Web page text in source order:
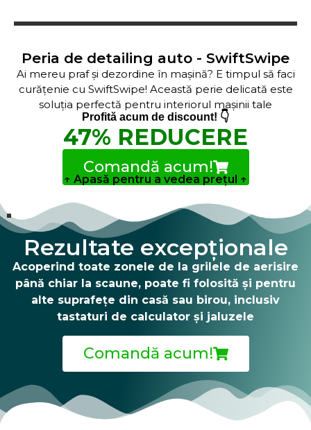
Peria de detailing auto - SwiftSwipe
Ai mereu praf și dezordine în mașină? E timpul să faci
curățenie cu SwiftSwipe! Această perie delicată este
soluția perfectă pentru interiorul mașinii tale
Profită acum de discount! 👇
47% REDUCERE
Comandă acum!
↑ Apasă pentru a vedea prețul ↑
Rezultate excepționale
Acoperind toate zonele de la grilele de aerisire
până chiar la scaune, poate fi folosită și pentru
alte suprafețe din casă sau birou, inclusiv
tastaturi de calculator și jaluzele
Comandă acum!